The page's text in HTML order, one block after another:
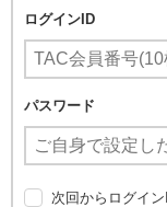
ログインID
パスワード
次回からログイ